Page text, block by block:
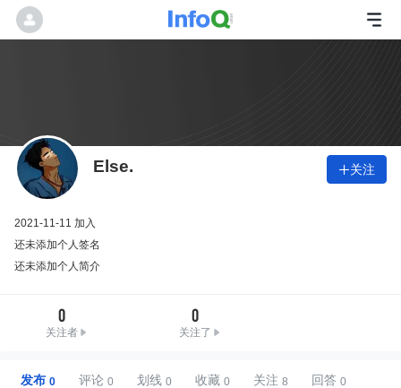
Else. 关注
2021-11-11 加入
还未添加个人签名
还未添加个人简介
0
关注者
0
关注了
发布 评论 划线 收藏 关注 回答